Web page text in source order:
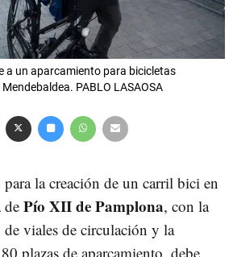
a un aparcamiento para bicicletas
PABLO LASAOSA
la creación de un carril bici en
de Pío XII de Pamplona, con la
viales de circulación y la
plazas de aparcamiento, debe